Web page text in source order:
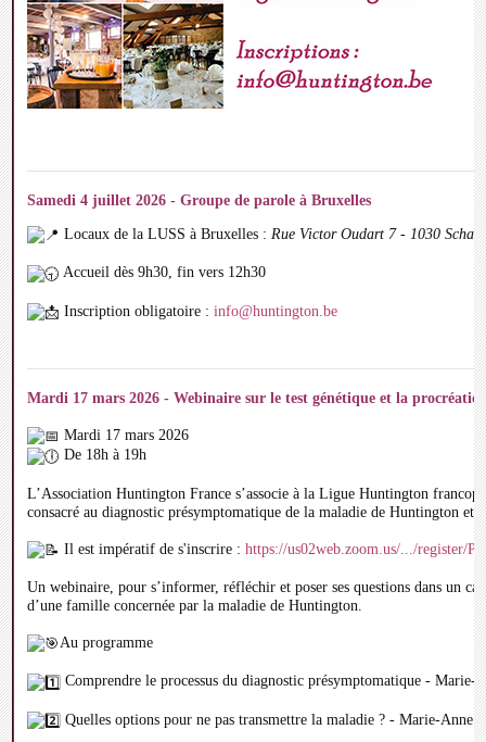
Samedi 4 juillet 2026 - Groupe de parole à Bruxelles
Locaux de la LUSS à Bruxelles : Rue Victor Oudart 7 - 1030
Accueil dès 9h30, fin vers 12h30
Inscription obligatoire :info@huntington.be
Mardi 17 mars 2026 - Webinaire sur le test génétique et la
Mardi 17 mars 2026
De 18h à 19h
L’Association Huntington France s’associe à la Ligue Huntington
consacré au diagnostic présymptomatique de la maladie de Huntington
Il est impératif de s'inscrire :https://us02web.zoom.us/.../register/
Un webinaire, pour s’informer, réfléchir et poser ses questions dans un
d’une famille concernée par la maladie de Huntington.
Au programme
Comprendre le processus du diagnostic présymptomatique - Marie-
Quelles options pour ne pas transmettre la maladie ? - Marie-Anne